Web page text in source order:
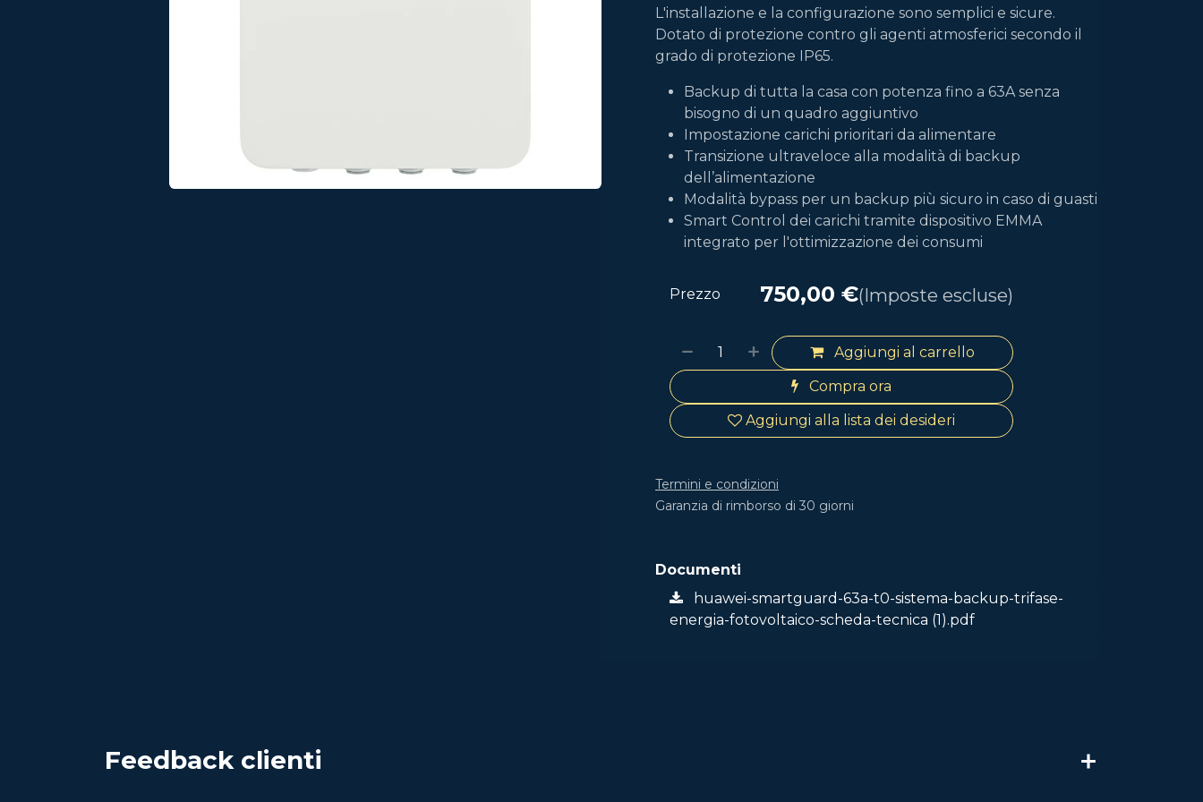
L'installazione e la configurazione sono semplici e sicure.
Dotato di protezione contro gli agenti atmosferici secondo il
grado di protezione IP65.
Backup di tutta la casa con potenza fino a 63A senza
bisogno di un quadro aggiuntivo
Impostazione carichi prioritari da alimentare
Transizione ultraveloce alla modalità di backup
dell’alimentazione
Modalità bypass per un backup più sicuro in caso di guasti
Smart Control dei carichi tramite dispositivo EMMA
integrato per l'ottimizzazione dei consumi
Aggiungi al carrello
Compra ora
Aggiungi alla lista dei desideri
Prezzo 750,00 €(Imposte escluse)
Termini e condizioni
Garanzia di rimborso di 30 giorni
Documenti
huawei-smartguard-63a-t0-sistema-backup-trifase-
energia-fotovoltaico-scheda-tecnica (1).pdf
Feedback clienti